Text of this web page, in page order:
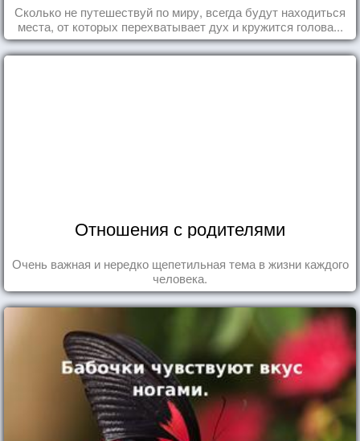
Сколько не путешествуй по миру, всегда будут находиться
места, от которых перехватывает дух и кружится голова...
Отношения с родителями
Очень важная и нередко щепетильная тема в жизни каждого
человека.